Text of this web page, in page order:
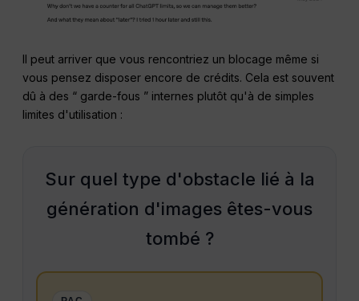
Il peut arriver que vous rencontriez un blocage même si
vous pensez disposer encore de crédits. Cela est souvent
dû à des “ garde-fous ” internes plutôt qu'à de simples
limites d'utilisation :
Sur quel type d'obstacle lié à la
génération d'images êtes-vous
tombé ?